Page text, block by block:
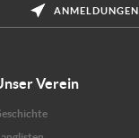
ANMELDUNGEN
Verein